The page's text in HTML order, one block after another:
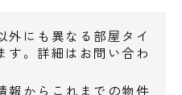
にも異なる部屋タイ
す。詳細はお問い合わ
からこれまでの物件